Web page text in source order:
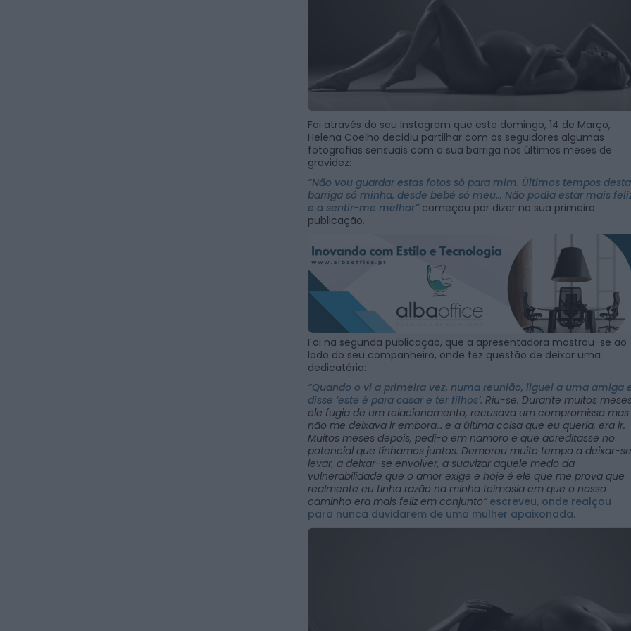
Foi através do seu Instagram que este domingo, 14 de Março,
Helena Coelho decidiu partilhar com os seguidores algumas
fotografias sensuais com a sua barriga nos últimos meses de
gravidez:
“Não vou guardar estas fotos só para mim. Últimos tempos desta
barriga só minha, desde bebé só meu… Não podia estar mais
e a sentir-me melhor”começou por dizer na sua primeira
publicação.
Foi na segunda publicação, que a apresentadora mostrou-se ao
lado do seu companheiro, onde fez questão de deixar uma
dedicatória:
“Quando o vi a primeira vez, numa reunião, liguei a uma amiga
disse ‘este é para casar e ter filhos’. Riu-se. Durante muitos
ele fugia de um relacionamento, recusava um compromisso mas
não me deixava ir embora… e a última coisa que eu queria, era ir.
Muitos meses depois, pedi-o em namoro e que acreditasse no
potencial que tínhamos juntos. Demorou muito tempo a deixar-se
levar, a deixar-se envolver, a suavizar aquele medo da
vulnerabilidade que o amor exige e hoje é ele que me prova que
realmente eu tinha razão na minha teimosia em que o nosso
caminho era mais feliz em conjunto” escreveu, onde realçou
para nunca duvidarem de uma mulher apaixonada.